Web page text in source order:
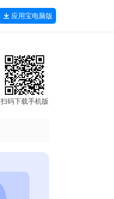
应用宝电脑版
扫码下载手机版